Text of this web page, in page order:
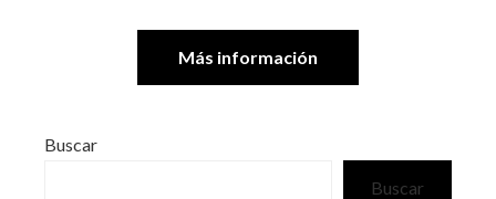
Más información
Buscar
Buscar